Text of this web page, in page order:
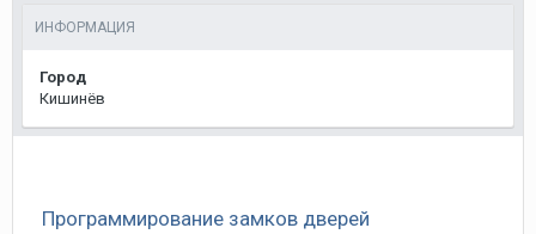
ИНФОРМАЦИЯ
Город
Кишинёв
Программирование замков дверей